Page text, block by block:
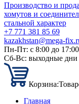
Производство и
хомутов и
стальной характер
+7 771 381 85 69
kazakhstan@mega-
Пн-Пт: с 8:00 до
Сб-Вс: выходные дни
Корзина:
Главная